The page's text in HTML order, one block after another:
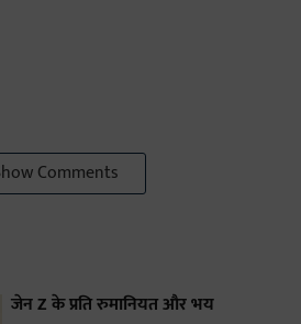
Comments
जेन Z के प्रति रुमानियत और भय